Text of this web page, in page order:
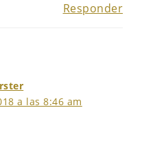
Responder
a las 8:46 am